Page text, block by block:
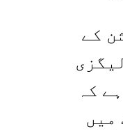
کے
کہ
میں